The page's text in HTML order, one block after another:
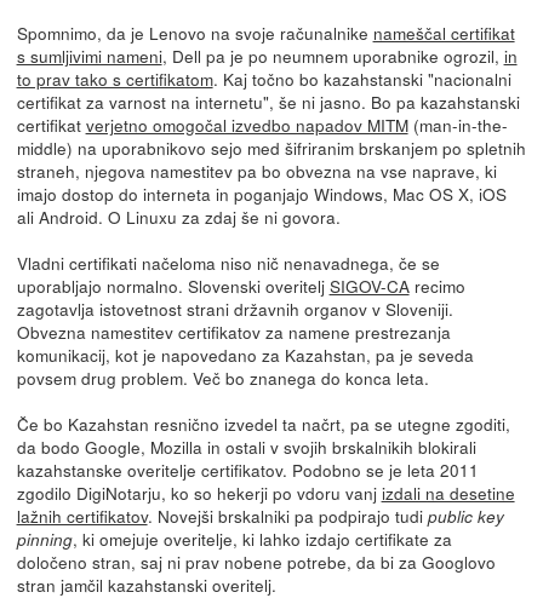
Spomnimo, da je Lenovo na svoje računalnike nameščal certifikat
s sumljivimi nameni, Dell pa je po neumnem uporabnike ogrozil, in
to prav tako s certifikatom. Kaj točno bo kazahstanski "nacionalni
certifikat za varnost na internetu", še ni jasno. Bo pa kazahstanski
certifikat verjetno omogočal izvedbo napadov MITM(man-in-the-
middle) na uporabnikovo sejo med šifriranim brskanjem po spletnih
straneh, njegova namestitev pa bo obvezna na vse naprave, ki
imajo dostop do interneta in poganjajo Windows, Mac OS X, iOS
ali Android. O Linuxu za zdaj še ni govora.
Vladni certifikati načeloma niso nič nenavadnega, če se
uporabljajo normalno. Slovenski overitelj SIGOV-CArecimo
zagotavlja istovetnost strani državnih organov v Sloveniji.
Obvezna namestitev certifikatov za namene prestrezanja
komunikacij, kot je napovedano za Kazahstan, pa je seveda
povsem drug problem. Več bo znanega do konca leta.
Če bo Kazahstan resnično izvedel ta načrt, pa se utegne zgoditi,
da bodo Google, Mozilla in ostali v svojih brskalnikih blokirali
kazahstanske overitelje certifikatov. Podobno se je leta 2011
zgodilo DigiNotarju, ko so hekerji po vdoru vanj izdali na desetine
lažnih certifikatov. Novejši brskalniki pa podpirajo tudi public key
pinning, ki omejuje overitelje, ki lahko izdajo certifikate za
določeno stran, saj ni prav nobene potrebe, da bi za Googlovo
stran jamčil kazahstanski overitelj.